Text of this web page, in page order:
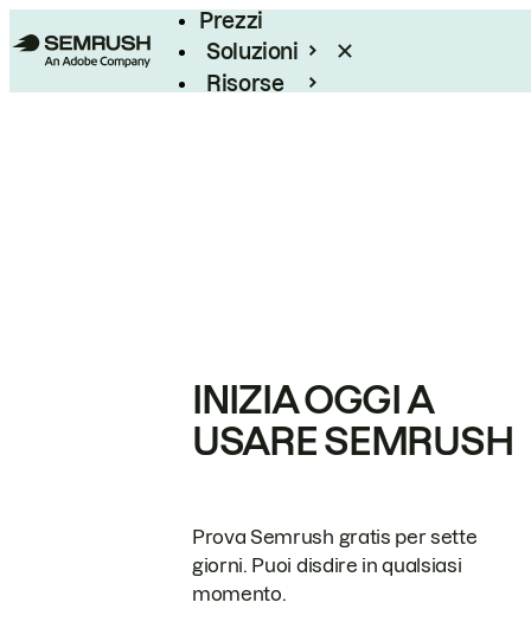
Prezzi
Soluzioni
Risorse
INIZIA OGGI A
USARE SEMRUSH
Prova Semrush gratis per sette
giorni. Puoi disdire in qualsiasi
momento.